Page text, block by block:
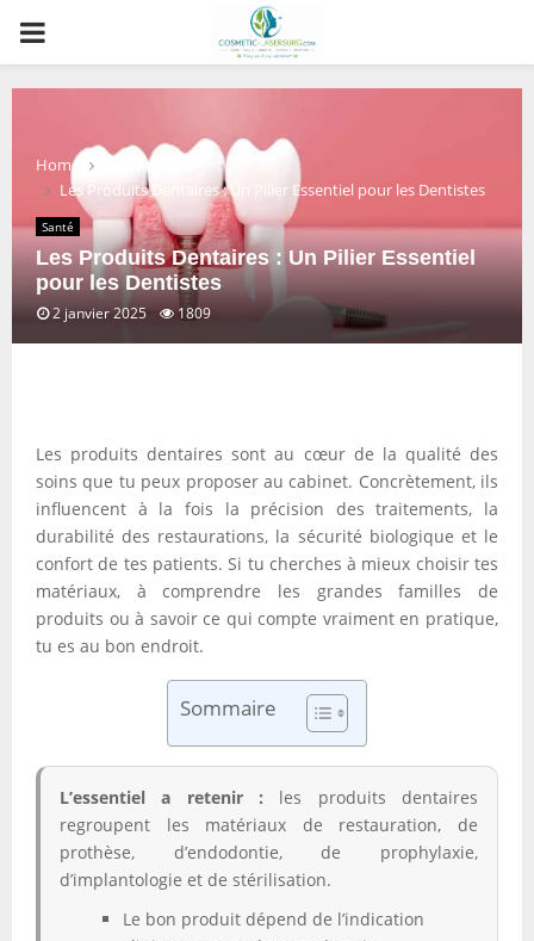
PRIMARY
MENU
Home
Les Produits Dentaires : Un Pilier Essentiel pour les Dentistes
Santé
Les Produits Dentaires : Un Pilier Essentiel
pour les Dentistes
2 janvier 2025 1809
Les produits dentaires sont au cœur de la qualité des
soins que tu peux proposer au cabinet. Concrètement, ils
influencent à la fois la précision des traitements, la
durabilité des restaurations, la sécurité biologique et le
confort de tes patients. Si tu cherches à mieux choisir tes
matériaux, à comprendre les grandes familles de
produits ou à savoir ce qui compte vraiment en pratique,
tu es au bon endroit.
Sommaire
L’essentiel a retenir : les produits dentaires
regroupent les matériaux de restauration, de
prothèse, d’endodontie, de prophylaxie,
d’implantologie et de stérilisation.
Le bon produit dépend de l’indication